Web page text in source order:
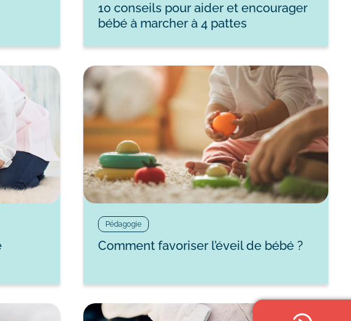
10 conseils pour aider et encourager
bébé à marcher à 4 pattes
Pédagogie
Comment favoriser l’éveil de bébé ?